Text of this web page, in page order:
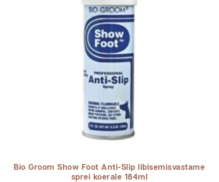
Bio Groom Show Foot Anti-Slip libisemisvastame
sprei koerale 184ml